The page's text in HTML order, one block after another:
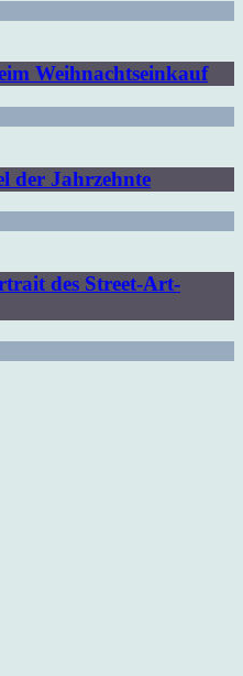
Weihnachtseinkauf
der Jahrzehnte
des Street-Art-